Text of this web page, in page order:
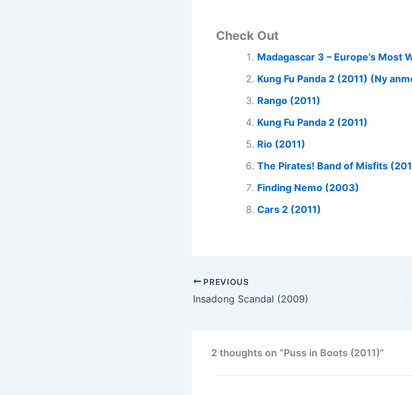
Check Out
Madagascar 3 – Europe’s Most
Kung Fu Panda 2 (2011) (Ny
Rango (2011)
Kung Fu Panda 2 (2011)
Rio (2011)
The Pirates! Band of Misfits
Finding Nemo (2003)
Cars 2 (2011)
PREVIOUS
Insadong Scandal (2009)
2 thoughts on “Puss in Boots (2011)”